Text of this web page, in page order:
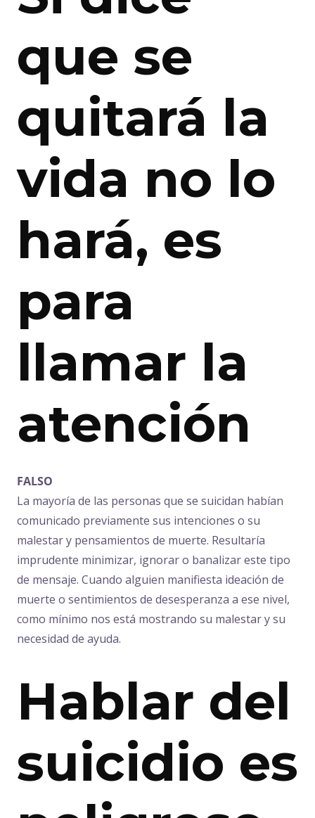
que se
quitará la
vida no lo
hará, es
para
llamar la
atención
FALSO
La mayoría de las personas que se suicidan habían
comunicado previamente sus intenciones o su
malestar y pensamientos de muerte. Resultaría
imprudente minimizar, ignorar o banalizar este tipo
de mensaje. Cuando alguien manifiesta ideación de
muerte o sentimientos de desesperanza a ese nivel,
como mínimo nos está mostrando su malestar y su
necesidad de ayuda.
Hablar del
suicidio es